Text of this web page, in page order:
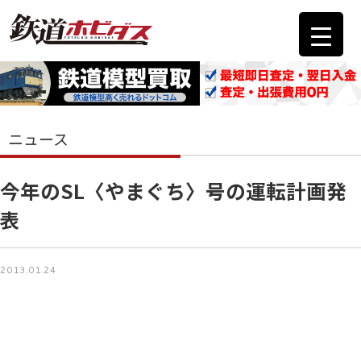
ニュース
今年のSL〈やまぐち〉号の運転計画発
表
2013.01.24